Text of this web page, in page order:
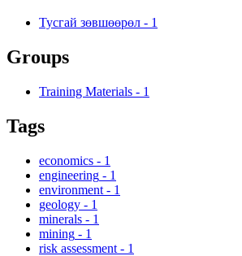
Тусгай зөвшөөрөл - 1
Groups
Training Materials - 1
Tags
economics - 1
engineering - 1
environment - 1
geology - 1
minerals - 1
mining - 1
risk assessment - 1